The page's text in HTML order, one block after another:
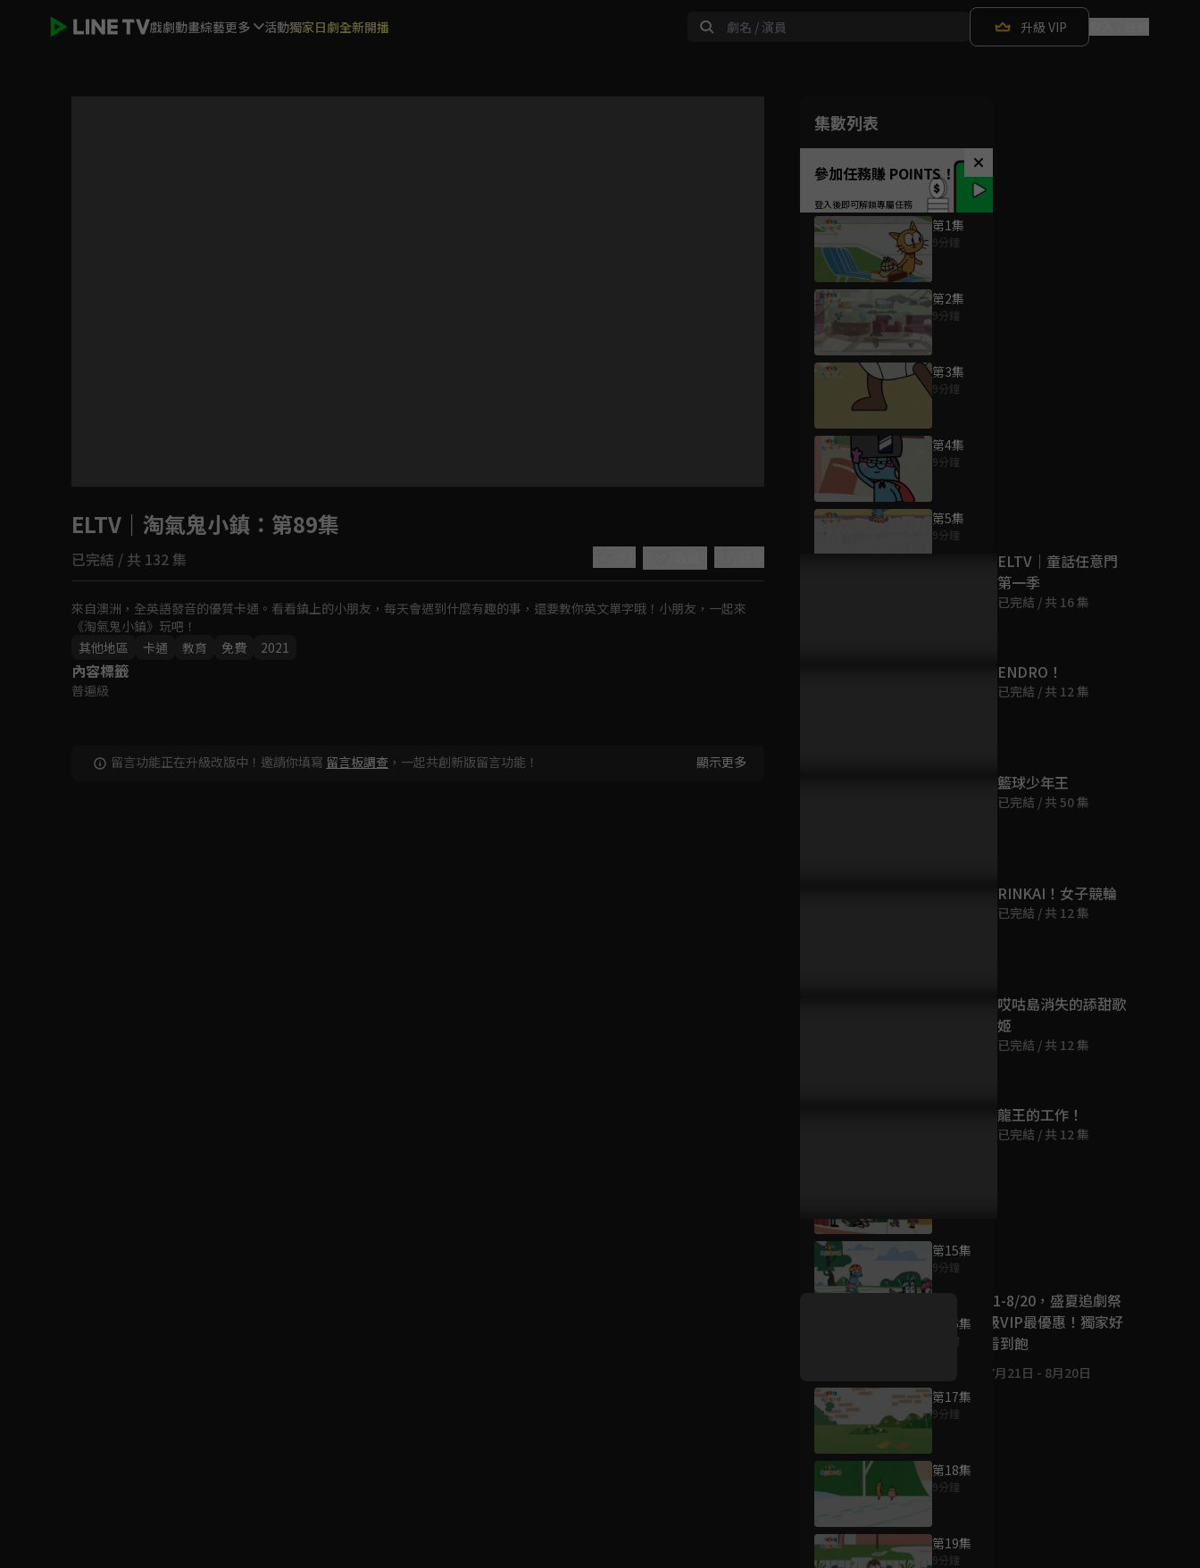
戲劇動畫綜藝更多 活動獨家日劇全新開播 升級 VIP
Video
如有不便請見諒
回首頁
集數列表
參加任務賺 POINTS！
第1集
9分鐘
第2集
9分鐘
第3集
9分鐘
第4集
9分鐘
第5集
9分鐘
第15集
9分鐘
第16集
9分鐘
第17集
9分鐘
第18集
9分鐘
第19集
9分鐘
ELTV｜淘氣鬼小鎮 ：第89集
已完結 / 共 132 集
來自澳洲，全英語發音的優質卡通。看看鎮上的小朋友，每天會遇到什麼有趣的事，還要教你英文單字哦！小朋友，一起來
《淘氣鬼小鎮》玩吧！
其他地區
卡通 教育 免費 2021
內容標籤
普遍級
留言功能正在升級改版中！邀請你填寫 留言板調查 ，一起共創新版留言功能！ 顯示更多
為您推薦
ELTV｜童話任意門
第一季
已完結 / 共 16 集
ENDRO！
已完結 / 共 12 集
籃球少年王
已完結 / 共 50 集
RINKAI！女子競輪
已完結 / 共 12 集
哎咕島消失的舔甜歌
姬
已完結 / 共 12 集
龍王的工作！
已完結 / 共 12 集
好康資訊
7/21-8/20，盛夏追劇祭
升級VIP最優惠！獨家好
戲看到飽
7月21日 - 8月20日